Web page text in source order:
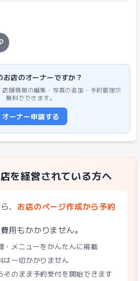
お店のオーナーですか？
舗情報の編集・写真の追加・予約管理が
無料でできます。
オーナー申請する
を経営されている方へ
、 お店のページ作成から予約
用もかかりません。
・メニューをかんたんに掲載
は一切かかりません
そのまま予約受付を開始できます